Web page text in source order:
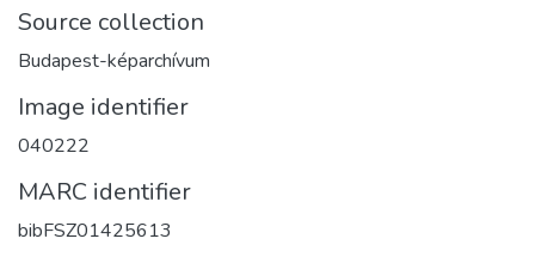
Source collection
Budapest-képarchívum
Image identifier
040222
MARC identifier
bibFSZ01425613